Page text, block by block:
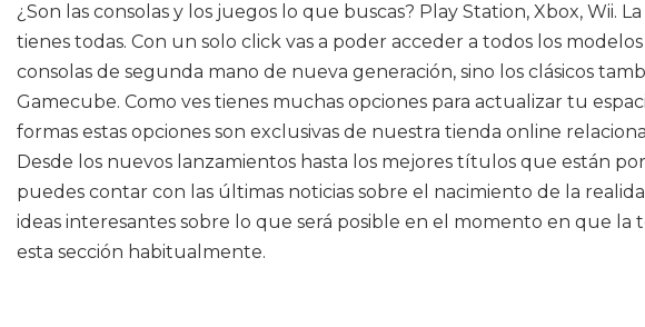
¿Son las consolas y los juegos lo que buscas? Play Station, Xbox,
tienes todas. Con un solo click vas a poder acceder a todos los
consolas de segunda mano de nueva generación, sino los clásicos
Gamecube. Como ves tienes muchas opciones para actualizar tu
formas estas opciones son exclusivas de nuestra tienda online
Desde los nuevos lanzamientos hasta los mejores títulos que están
puedes contar con las últimas noticias sobre el nacimiento de la
ideas interesantes sobre lo que será posible en el momento en que
esta sección habitualmente.